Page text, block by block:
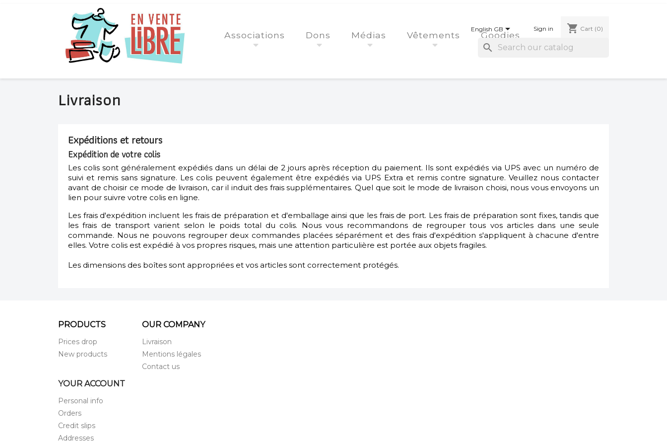
English GB Sign in shopping_cart Cart (0)
Associations Dons Médias Vêtements Goodies
search
Livraison
Expéditions et retours
Expédition de votre colis
Les colis sont généralement expédiés dans un délai de 2 jours après réception du paiement. Ils sont expédiés via UPS avec un numéro de
suivi et remis sans signature. Les colis peuvent également être expédiés via UPS Extra et remis contre signature. Veuillez nous contacter
avant de choisir ce mode de livraison, car il induit des frais supplémentaires. Quel que soit le mode de livraison choisi, nous vous envoyons un
lien pour suivre votre colis en ligne.
Les frais d'expédition incluent les frais de préparation et d'emballage ainsi que les frais de port. Les frais de préparation sont fixes, tandis que
les frais de transport varient selon le poids total du colis. Nous vous recommandons de regrouper tous vos articles dans une seule
commande. Nous ne pouvons regrouper deux commandes placées séparément et des frais d'expédition s'appliquent à chacune d'entre
elles. Votre colis est expédié à vos propres risques, mais une attention particulière est portée aux objets fragiles.
Les dimensions des boîtes sont appropriées et vos articles sont correctement protégés.
PRODUCTS
Prices drop
New products
OUR COMPANY
Livraison
Mentions légales
Contact us
YOUR ACCOUNT
Personal info
Orders
Credit slips
Addresses